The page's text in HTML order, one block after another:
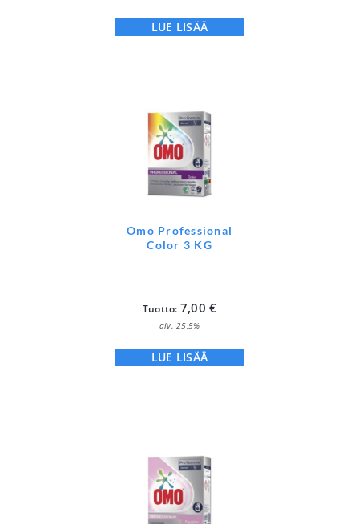
LUE LISÄÄ
Omo Professional
Color 3 KG
Tuotto: 7,00 €
alv. 25,5%
LUE LISÄÄ